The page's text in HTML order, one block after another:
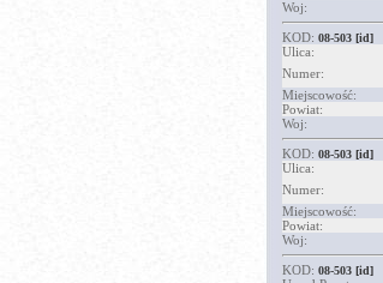
Woj:
KOD: 08-503 [id]
Ulica:
Numer:
Miejscowość:
Powiat:
Woj:
KOD: 08-503 [id]
Ulica:
Numer:
Miejscowość:
Powiat:
Woj:
KOD: 08-503 [id]